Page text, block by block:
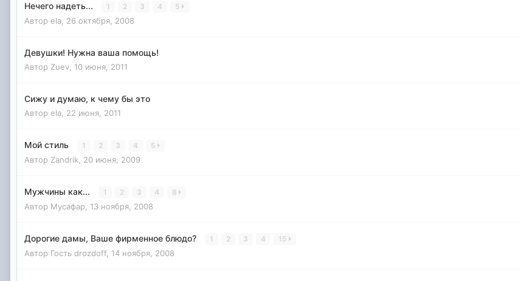
Нечего надеть... 1 2 3 4 5
Автор ela 26 октября, 2008
Девушки! Нужна ваша помощь!
Автор Zuev 10 июня, 2011
Сижу и думаю, к чему бы это
Автор ela 22 июня, 2011
Мой стиль 1 2 3 4 5
Автор Zandrik 20 июня, 2009
Мужчины как... 1 2 3 4 8
Автор Мусафар 13 ноября, 2008
Дорогие дамы, Ваше фирменное блюдо? 1 2 3 4 15
Автор Гость drozdoff, 14 ноября, 2008